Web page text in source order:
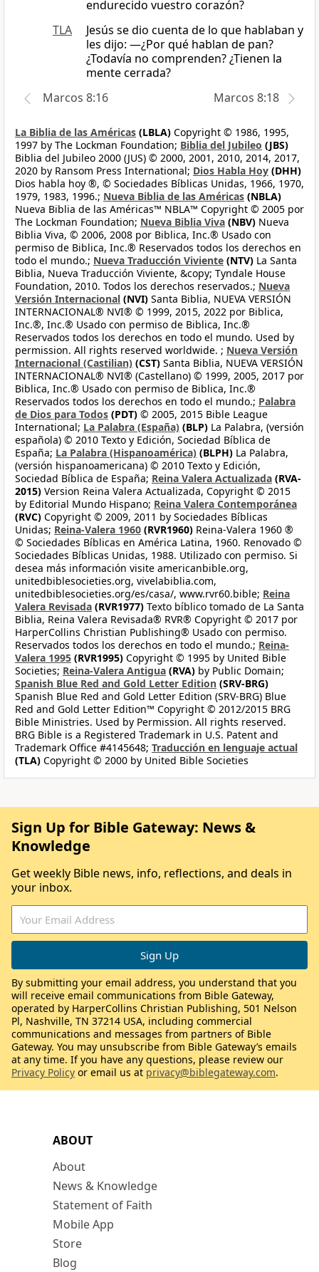
endurecido vuestro corazón?
TLA
Jesús se dio cuenta de lo que hablaban y
les dijo: —¿Por qué hablan de pan?
¿Todavía no comprenden? ¿Tienen la
mente cerrada?
Marcos 8:16
Marcos 8:18
La Biblia de las Américas (LBLA) Copyright © 1986, 1995,
1997 by The Lockman Foundation; Biblia del Jubileo (JBS)
Biblia del Jubileo 2000 (JUS) © 2000, 2001, 2010, 2014, 2017,
2020 by Ransom Press International; Dios Habla Hoy (DHH)
Dios habla hoy ®, © Sociedades Bíblicas Unidas, 1966, 1970,
1979, 1983, 1996.; Nueva Biblia de las Américas (NBLA)
Nueva Biblia de las Américas™ NBLA™ Copyright © 2005 por
The Lockman Foundation; Nueva Biblia Viva (NBV) Nueva
Biblia Viva, © 2006, 2008 por Biblica, Inc.® Usado con
permiso de Biblica, Inc.® Reservados todos los derechos en
todo el mundo.; Nueva Traducción Viviente (NTV) La Santa
Biblia, Nueva Traducción Viviente, &copy; Tyndale House
Foundation, 2010. Todos los derechos reservados.; Nueva
Versión Internacional (NVI) Santa Biblia, NUEVA VERSIÓN
INTERNACIONAL® NVI® © 1999, 2015, 2022 por Biblica,
Inc.®, Inc.® Usado con permiso de Biblica, Inc.®
Reservados todos los derechos en todo el mundo. Used by
permission. All rights reserved worldwide. ; Nueva Versión
Internacional (Castilian) (CST) Santa Biblia, NUEVA VERSIÓN
INTERNACIONAL® NVI® (Castellano) © 1999, 2005, 2017 por
Biblica, Inc.® Usado con permiso de Biblica, Inc.®
Reservados todos los derechos en todo el mundo.; Palabra
de Dios para Todos (PDT) © 2005, 2015 Bible League
International; La Palabra (España) (BLP) La Palabra, (versión
española) © 2010 Texto y Edición, Sociedad Bíblica de
España; La Palabra (Hispanoamérica) (BLPH) La Palabra,
(versión hispanoamericana) © 2010 Texto y Edición,
Sociedad Bíblica de España; Reina Valera Actualizada (RVA-
2015) Version Reina Valera Actualizada, Copyright © 2015
by Editorial Mundo Hispano; Reina Valera Contemporánea
(RVC) Copyright © 2009, 2011 by Sociedades Bíblicas
Unidas; Reina-Valera 1960 (RVR1960) Reina-Valera 1960 ®
© Sociedades Bíblicas en América Latina, 1960. Renovado ©
Sociedades Bíblicas Unidas, 1988. Utilizado con permiso. Si
desea más información visite americanbible.org,
unitedbiblesocieties.org, vivelabiblia.com,
unitedbiblesocieties.org/es/casa/, www.rvr60.bible; Reina
Valera Revisada (RVR1977) Texto bíblico tomado de La Santa
Biblia, Reina Valera Revisada® RVR® Copyright © 2017 por
HarperCollins Christian Publishing® Usado con permiso.
Reservados todos los derechos en todo el mundo.; Reina-
Valera 1995 (RVR1995) Copyright © 1995 by United Bible
Societies; Reina-Valera Antigua (RVA) by Public Domain;
Spanish Blue Red and Gold Letter Edition (SRV-BRG)
Spanish Blue Red and Gold Letter Edition (SRV-BRG) Blue
Red and Gold Letter Edition™ Copyright © 2012/2015 BRG
Bible Ministries. Used by Permission. All rights reserved.
BRG Bible is a Registered Trademark in U.S. Patent and
Trademark Office #4145648; Traducción en lenguaje actual
(TLA) Copyright © 2000 by United Bible Societies
ABOUT
About
News & Knowledge
Statement of Faith
Mobile App
Store
Blog
Sign Up for Bible Gateway: News &
Knowledge
Get weekly Bible news, info, reflections, and deals in
your inbox.
By submitting your email address, you understand that you
will receive email communications from Bible Gateway,
operated by HarperCollins Christian Publishing, 501 Nelson
Pl, Nashville, TN 37214 USA, including commercial
communications and messages from partners of Bible
Gateway. You may unsubscribe from Bible Gateway’s emails
at any time. If you have any questions, please review our
Privacy Policy or email us at privacy@biblegateway.com.